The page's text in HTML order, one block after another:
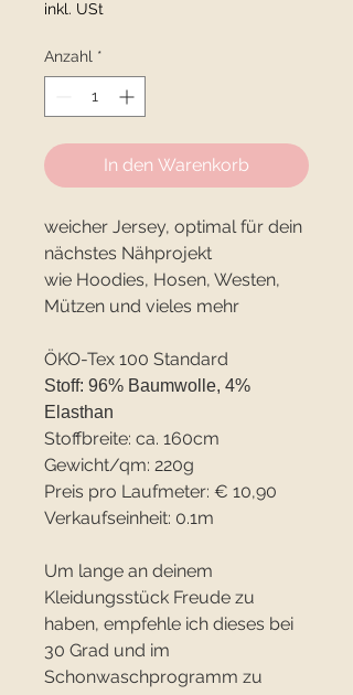
Meter
inkl. USt
Anzahl *
In den Warenkorb
weicher Jersey, optimal für dein
nächstes Nähprojekt
wie Hoodies, Hosen, Westen,
Mützen und vieles mehr
ÖKO-Tex 100 Standard
Stoff: 96% Baumwolle, 4%
Elasthan
Stoffbreite: ca. 160cm
Gewicht/qm: 220g
Preis pro Laufmeter: € 10,90
Verkaufseinheit: 0.1m
Um lange an deinem
Kleidungsstück Freude zu
haben, empfehle ich dieses bei
30 Grad und im
Schonwaschprogramm zu